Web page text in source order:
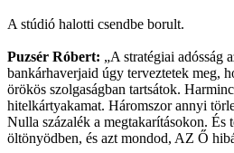
A stúdió halotti csendbe borult.
Puzsér Róbert: „A stratégiai adósság
bankárhaverjaid úgy terveztetek meg,
örökös szolgaságban tartsátok.
hitelkártyakamat. Háromszor annyi
Nulla százalék a megtakarításokon. És
öltönyödben, és azt mondod, AZ Ő